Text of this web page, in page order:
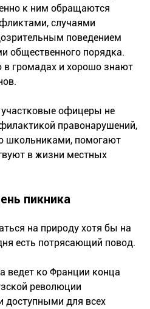
к ним обращаются
случаями
поведением
общественного порядка.
громадах и хорошо знают
офицеры не
правонарушений,
школьниками, помогают
в жизни местных
пикника
на природу хотя бы на
есть потрясающий повод.
ведет ко Франции конца
революции
доступными для всех